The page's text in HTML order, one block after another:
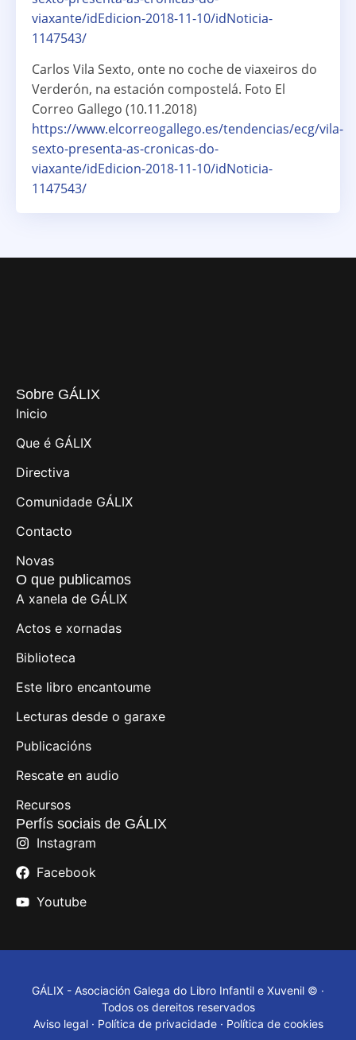
viaxante/idEdicion-2018-11-10/idNoticia-
1147543/
Carlos Vila Sexto, onte no coche de viaxeiros do
Verderón, na estación compostelá. Foto El
Correo Gallego (10.11.2018)
https://www.elcorreogallego.es/tendencias/ecg/vila-
sexto-presenta-as-cronicas-do-
viaxante/idEdicion-2018-11-10/idNoticia-
1147543/
Sobre GÁLIX
Inicio
Que é GÁLIX
Directiva
Comunidade GÁLIX
Contacto
Novas
O que publicamos
A xanela de GÁLIX
Actos e xornadas
Biblioteca
Este libro encantoume
Lecturas desde o garaxe
Publicacións
Rescate en audio
Recursos
Perfís sociais de GÁLIX
Instagram
Facebook
Youtube
GÁLIX - Asociación Galega do Libro Infantil e Xuvenil © ·
Todos os dereitos reservados
Aviso legal· Política de privacidade· Política de cookies